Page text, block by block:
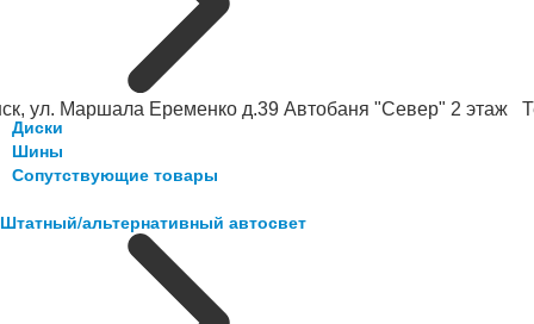
ул. Маршала Еременко д.39 Автобаня "Север" 2 этаж
Диски
Шины
Сопутствующие товары
Штатный/альтернативный автосвет